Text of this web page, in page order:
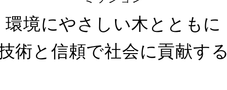
ダブルシールドパネル
タイダウンシステム
「ロッドマン」
フレー
環境にやさしい木とともに
術と信頼で社会に貢献する